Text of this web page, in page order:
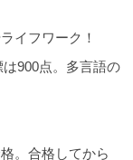
イフワーク！
900点。多言語の
。合格してから